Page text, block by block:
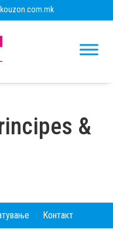
&
Контакт